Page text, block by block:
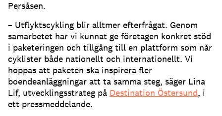
Persåsen.
– Utflyktscykling blir alltmer efterfrågat. Genom
samarbetet har vi kunnat ge företagen konkret stöd
i paketeringen och tillgång till en plattform som når
cyklister både nationellt och internationellt. Vi
hoppas att paketen ska inspirera fler
boendeanläggningar att ta samma steg, säger Lina
Lif, utvecklingsstrateg på Destination Östersund, i
ett pressmeddelande.